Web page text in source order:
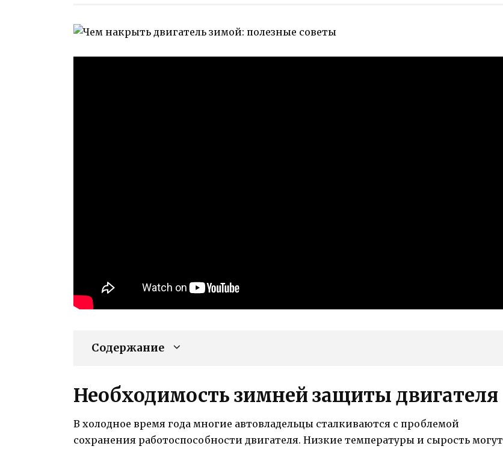
Содержание
Необходимость зимней защиты двигателя
В холодное время года многие автовладельцы сталкиваются с проблемой
сохранения работоспособности двигателя. Низкие температуры и сырость могут